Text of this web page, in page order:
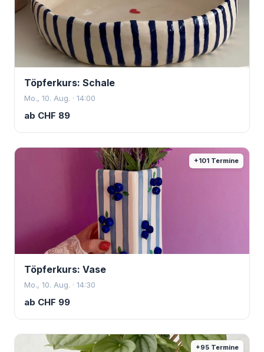
Töpferkurs: Schale
Mo., 10. Aug. · 14:00
ab CHF 89
+101 Termine
Töpferkurs: Vase
Mo., 10. Aug. · 14:30
ab CHF 99
+95 Termine